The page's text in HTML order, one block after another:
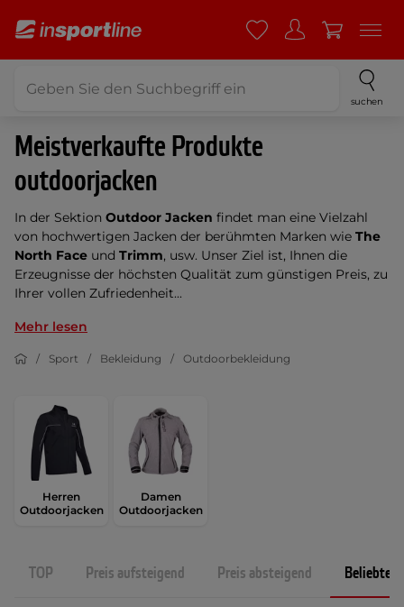
suchen
Meistverkaufte Produkte
outdoorjacken
In der Sektion Outdoor Jacken findet man eine Vielzahl
von hochwertigen Jacken der berühmten Marken wie The
North Face und Trimm, usw. Unser Ziel ist, Ihnen die
Erzeugnisse der höchsten Qualität zum günstigen Preis, zu
Ihrer vollen Zufriedenheit...
Mehr lesen
Sport Bekleidung Outdoorbekleidung
Herren
Outdoorjacken
Damen
Outdoorjacken
TOP Preis aufsteigend Preis absteigend